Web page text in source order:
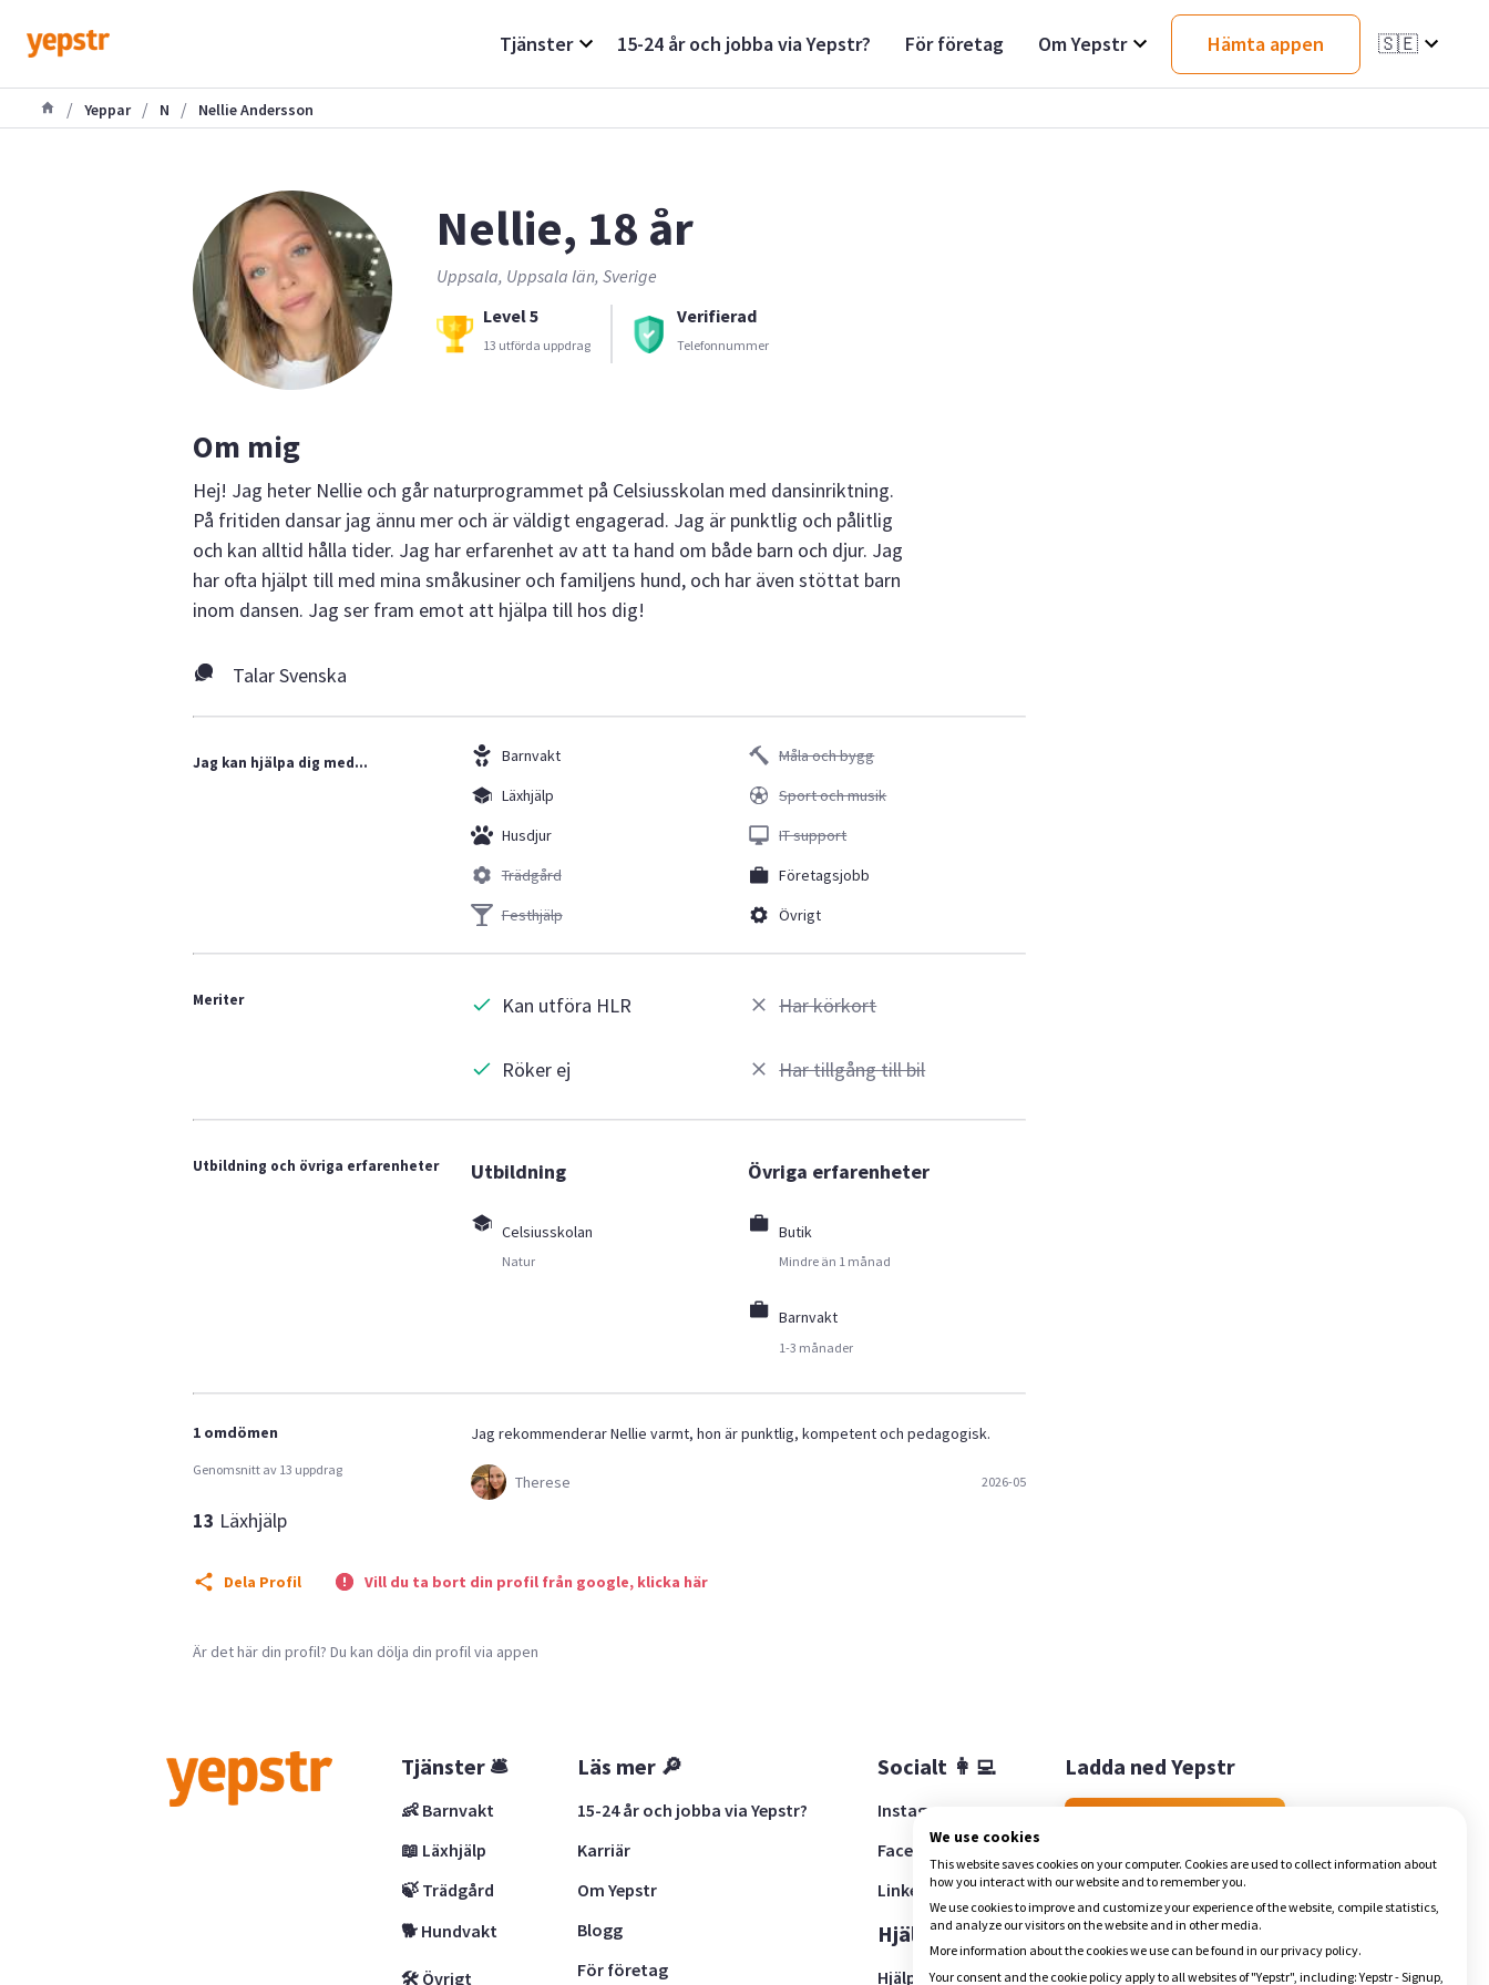
Tjänster 15-24 år och jobba via Yepstr? För företag Om Yepstr Hämta appen 🇸🇪
/ Yeppar / N / Nellie Andersson
Nellie, 18 år
Uppsala, Uppsala län, Sverige
Level 5
13 utförda uppdrag
Verifierad
Telefonnummer
Om mig
Hej! Jag heter Nellie och går naturprogrammet på Celsiusskolan med dansinriktning.
På fritiden dansar jag ännu mer och är väldigt engagerad. Jag är punktlig och pålitlig
och kan alltid hålla tider. Jag har erfarenhet av att ta hand om både barn och djur. Jag
har ofta hjälpt till med mina småkusiner och familjens hund, och har även stöttat barn
inom dansen. Jag ser fram emot att hjälpa till hos dig!
Talar Svenska
Jag kan hjälpa dig med...
Barnvakt
Läxhjälp
Husdjur
Trädgård
Festhjälp
Måla och bygg
Sport och musik
IT support
Företagsjobb
Övrigt
Meriter Kan utföra HLR
Röker ej
Har körkort
Har tillgång till bil
Utbildning och övriga erfarenheter Utbildning
Celsiusskolan
Natur
Övriga erfarenheter
Butik
Mindre än 1 månad
Barnvakt
1-3 månader
1 omdömen
Genomsnitt av 13 uppdrag
13 Läxhjälp
Jag rekommenderar Nellie varmt, hon är punktlig, kompetent och pedagogisk.
Therese 2026-05
Dela Profil Vill du ta bort din profil från google, klicka här
Är det här din profil? Du kan dölja din profil via appen
Tjänster 🛎
👶 Barnvakt
📖 Läxhjälp
🍃 Trädgård
🐕 Hundvakt
🛠 Övrigt
Läs mer 🔎
15-24 år och jobba via Yepstr?
Karriär
Om Yepstr
Blogg
För företag
Socialt 👩‍💻
Instagram
Facebook
LinkedIn
Hjälp 🚨
Hjälpcenter
Ladda ned Yepstr
We use cookies
This website saves cookies on your computer. Cookies are used to collect information about
how you interact with our website and to remember you.
We use cookies to improve and customize your experience of the website, compile statistics,
and analyze our visitors on the website and in other media.
More information about the cookies we use can be found in our privacy policy.
Your consent and the cookie policy apply to all websites of "Yepstr", including: Yepstr - Signup,